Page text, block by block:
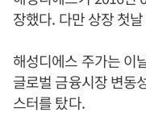
장했다. 다만 상장 첫
해성디에스 주가는 이
글로벌 금융시장 변동
스터를 탔다.